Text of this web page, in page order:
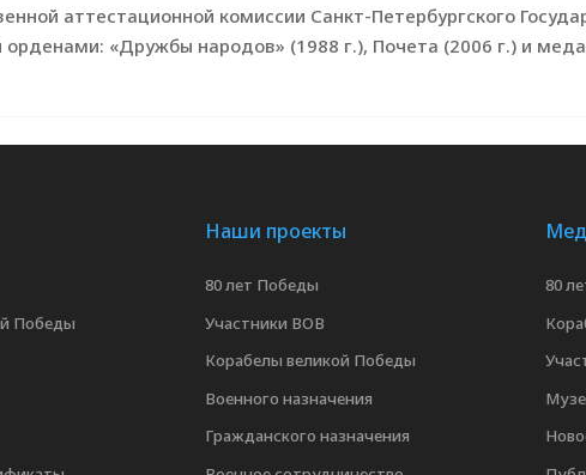
аттестационной комиссии Санкт-Петербургского
орденами: «Дружбы народов» (1988 г.), Почета (2006 г.) и
Победы
Наши проекты
80 лет Победы
Участники ВОВ
Корабелы великой Победы
Военного назначения
Гражданского назначения
80